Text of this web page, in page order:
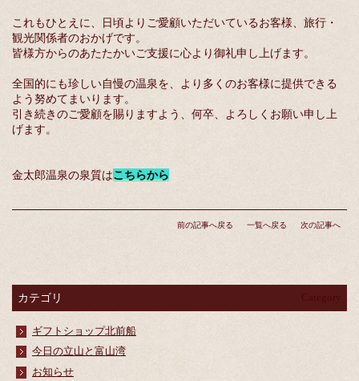
これもひとえに、日頃よりご愛顧いただいているお客様、旅行・
観光関係者のおかげです。
皆様方からのあたたかいご支援に心より御礼申し上げます。
全国的にも珍しい自慢の温泉を、より多くのお客様に提供できる
よう努めてまいります。
引き続きのご愛顧を賜りますよう、何卒、よろしくお願い申し上
げます。
金太郎温泉の泉質はこちらから
前の記事へ戻る 一覧へ戻る 次の記事へ
カテゴリ
ギフトショップ北前船
今日の立山と富山湾
お知らせ